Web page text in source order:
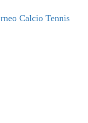
Calcio Tennis